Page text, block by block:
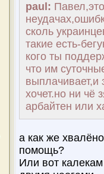
paul:
сколь
такие есть-
кого ты
что им
выплачивает,и
хочет.но ни чё
арбайтен или
а как же
помощь?
Или вот